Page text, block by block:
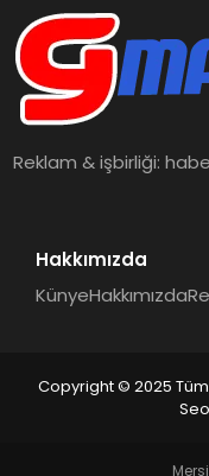
Reklam & işbirliği:
Hakkımızda
KünyeHakkımızda
Copyright © 2025 Tüm